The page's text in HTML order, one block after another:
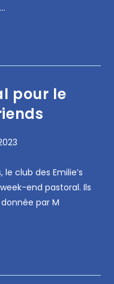
pour le
club des Emilie’s
end pastoral. Ils
par M